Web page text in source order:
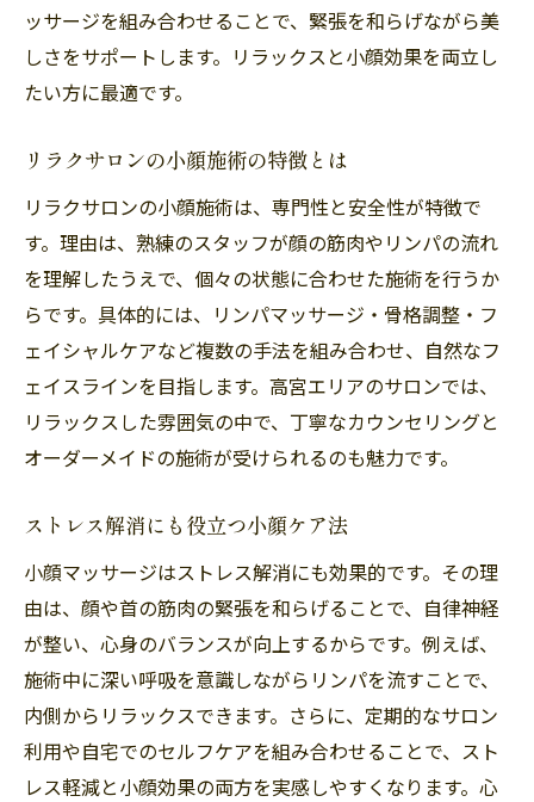
ッサージを組み合わせることで、緊張を和らげながら美
しさをサポートします。リラックスと小顔効果を両立し
たい方に最適です。
リラクサロンの小顔施術の特徴とは
リラクサロンの小顔施術は、専門性と安全性が特徴で
す。理由は、熟練のスタッフが顔の筋肉やリンパの流れ
を理解したうえで、個々の状態に合わせた施術を行うか
らです。具体的には、リンパマッサージ・骨格調整・フ
ェイシャルケアなど複数の手法を組み合わせ、自然なフ
ェイスラインを目指します。高宮エリアのサロンでは、
リラックスした雰囲気の中で、丁寧なカウンセリングと
オーダーメイドの施術が受けられるのも魅力です。
ストレス解消にも役立つ小顔ケア法
小顔マッサージはストレス解消にも効果的です。その理
由は、顔や首の筋肉の緊張を和らげることで、自律神経
が整い、心身のバランスが向上するからです。例えば、
施術中に深い呼吸を意識しながらリンパを流すことで、
内側からリラックスできます。さらに、定期的なサロン
利用や自宅でのセルフケアを組み合わせることで、スト
レス軽減と小顔効果の両方を実感しやすくなります。心